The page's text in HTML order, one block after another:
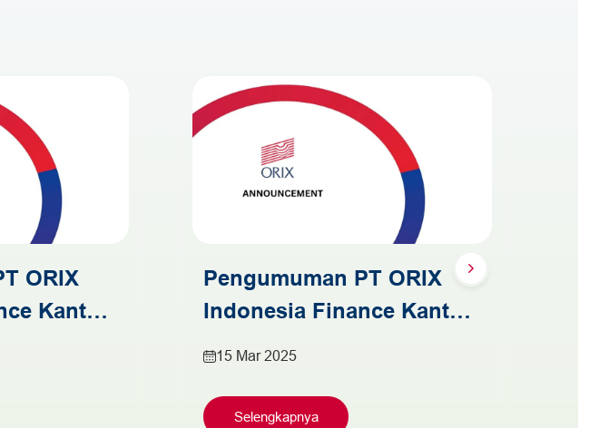
ORIX
Kantor
Pengumuman PT ORIX
Indonesia Finance Kantor
15 Mar 2025
Selengkapnya